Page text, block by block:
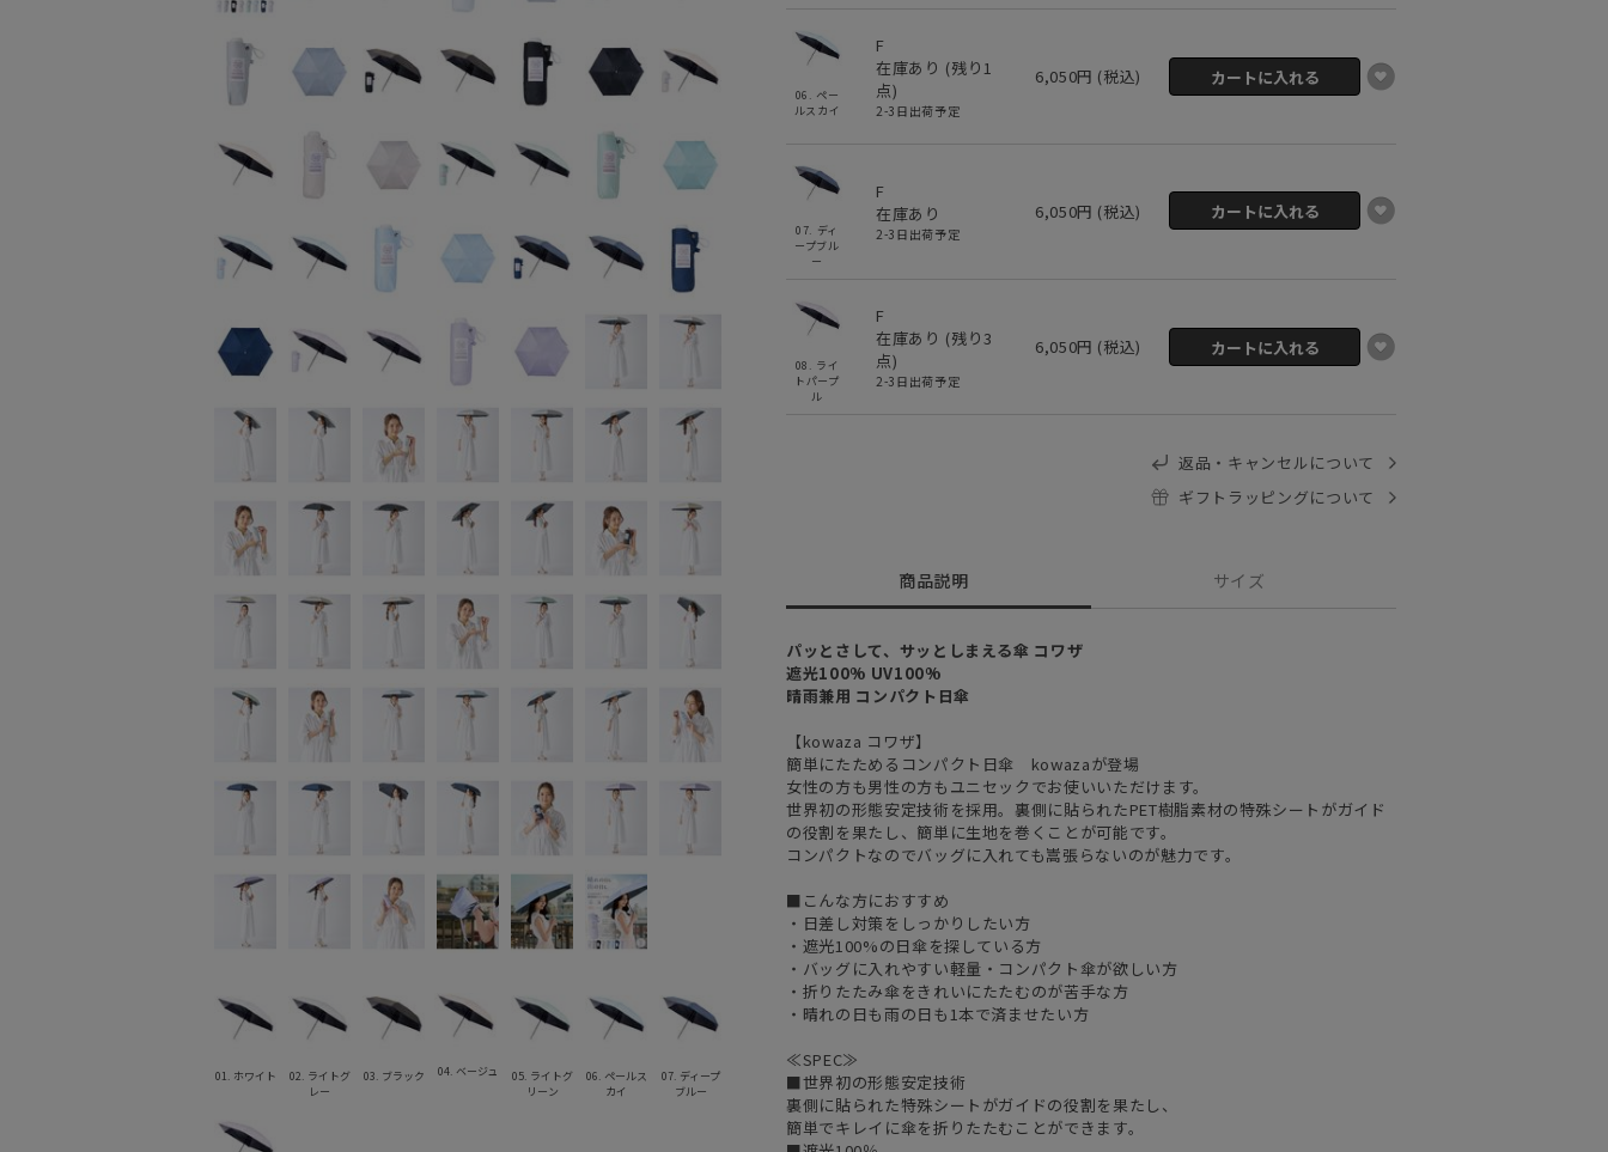
01. ホワイト
02. ライトグ
レー
03. ブラック 04. ベージュ
05. ライトグ
リーン
06. ペールス
カイ
07. ディープ
ブルー
06. ペー
ルスカイ
F
在庫あり (残り1
点)
2-3日出荷予定
6,050円 (税込)
07. ディ
ープブル
ー
F
在庫あり
2-3日出荷予定
6,050円 (税込)
08. ライ
トパープ
ル
F
在庫あり (残り3
点)
2-3日出荷予定
6,050円 (税込)
返品・キャンセルについて
ギフトラッピングについて
商品説明 サイズ
パッとさして、サッとしまえる傘 コワザ
遮光100% UV100%
晴雨兼用 コンパクト日傘
【kowaza コワザ】
簡単にたためるコンパクト日傘 kowazaが登場
女性の方も男性の方もユニセックでお使いいただけます。
世界初の形態安定技術を採用。裏側に貼られたPET樹脂素材の特殊シートがガイド
の役割を果たし、簡単に生地を巻くことが可能です。
コンパクトなのでバッグに入れても嵩張らないのが魅力です。
■こんな方におすすめ
・日差し対策をしっかりしたい方
・遮光100%の日傘を探している方
・バッグに入れやすい軽量・コンパクト傘が欲しい方
・折りたたみ傘をきれいにたたむのが苦手な方
・晴れの日も雨の日も1本で済ませたい方
≪SPEC≫
■世界初の形態安定技術
裏側に貼られた特殊シートがガイドの役割を果たし、
簡単でキレイに傘を折りたたむことができます。